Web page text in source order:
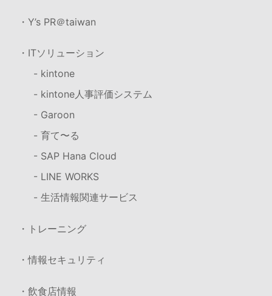
・Y’s PR＠taiwan
・ITソリューション
- kintone
- kintone人事評価システム
- Garoon
- 育て〜る
- SAP Hana Cloud
- LINE WORKS
- 生活情報関連サービス
・トレーニング
・情報セキュリティ
・飲食店情報